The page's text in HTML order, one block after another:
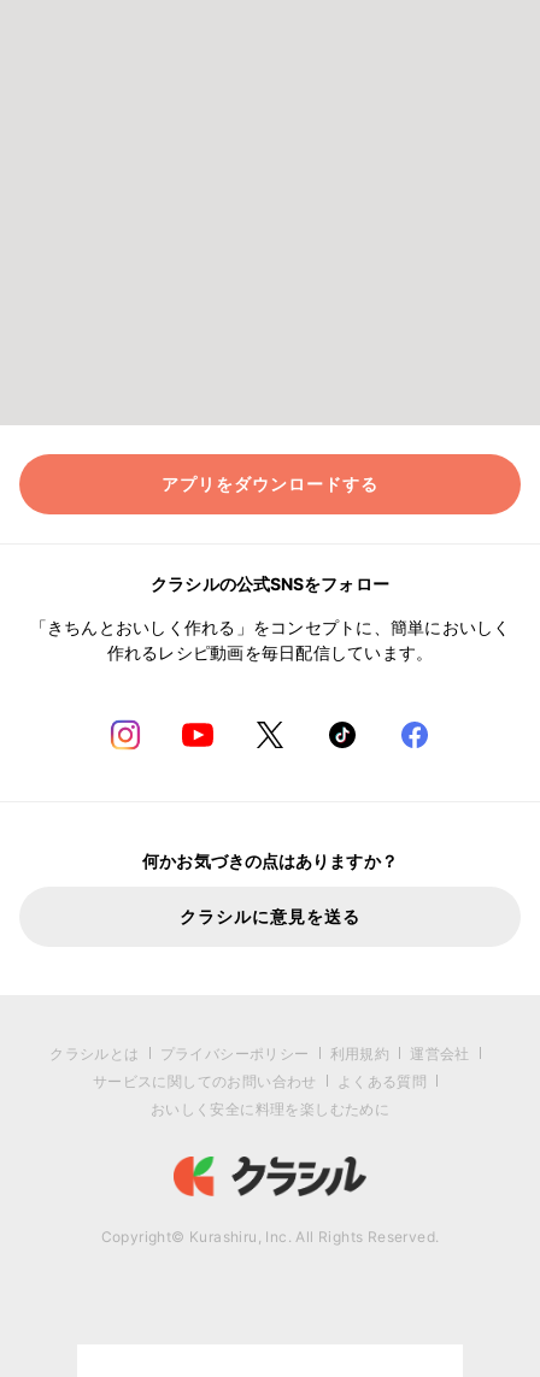
アプリをダウンロードする
クラシルの公式SNSをフォロー
「きちんとおいしく作れる」をコンセプトに、簡単においしく
作れるレシピ動画を毎日配信しています。
何かお気づきの点はありますか？
クラシルに意見を送る
クラシルとは プライバシーポリシー 利用規約
運営会社
サービスに関してのお問い合わせ
よくある質問
おいしく安全に料理を楽しむために
Copyright© Kurashiru, Inc. All Rights Reserved.